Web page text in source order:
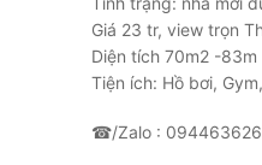
Giá 23 tr, view trọn
Diện tích 70m2 -83m
Tiện ích: Hồ bơi,
☎/Zalo :